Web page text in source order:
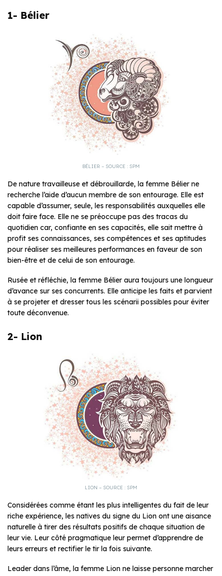
1- Bélier
BÉLIER – SOURCE : SPM
De nature travailleuse et débrouillarde, la femme Bélier ne
recherche l’aide d’aucun membre de son entourage. Elle est
capable d’assumer, seule, les responsabilités auxquelles elle
doit faire face. Elle ne se préoccupe pas des tracas du
quotidien car, confiante en ses capacités, elle sait mettre à
profit ses connaissances, ses compétences et ses aptitudes
pour réaliser ses meilleures performances en faveur de son
bien-être et de celui de son entourage.
Rusée et réfléchie, la femme Bélier aura toujours une longueur
d’avance sur ses concurrents. Elle anticipe les faits et parvient
à se projeter et dresser tous les scénarii possibles pour éviter
toute déconvenue.
2- Lion
LION – SOURCE : SPM
Considérées comme étant les plus intelligentes du fait de leur
riche expérience, les natives du signe du Lion ont une aisance
naturelle à tirer des résultats positifs de chaque situation de
leur vie. Leur côté pragmatique leur permet d’apprendre de
leurs erreurs et rectifier le tir la fois suivante.
Leader dans l’âme, la femme Lion ne laisse personne marcher